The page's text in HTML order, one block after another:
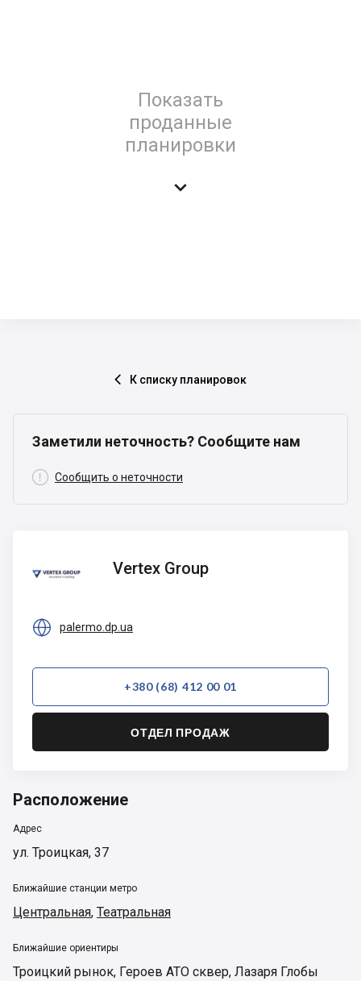
Показать
проданные
планировки

 К списку планировок
Заметили неточность? Сообщите нам
 Сообщить о неточности
Group
Vertex Group
 palermo.dp.ua
+380 (68) 412 00 01
ОТДЕЛ ПРОДАЖ
Расположение
Адрес
ул. Троицкая, 37
Ближайшие станции метро
Центральная, Театральная
Ближайшие ориентиры
Троицкий рынок, Героев АТО сквер, Лазаря Глобы